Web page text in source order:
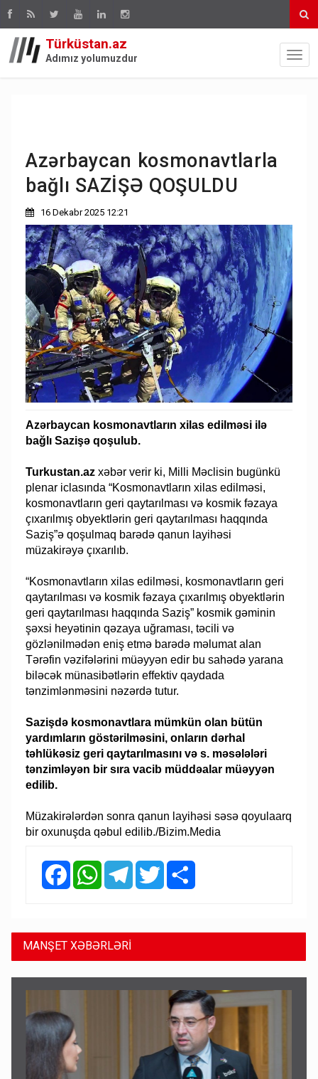
Türküstan.az
Adımız yolumuzdur
Azərbaycan kosmonavtlarla
bağlı SAZİŞƏ QOŞULDU
16 Dekabr 2025 12:21
Azərbaycan kosmonavtların xilas edilməsi ilə
bağlı Sazişə qoşulub.
Turkustan.az xəbər verir ki, Milli Məclisin bugünkü
plenar iclasında “Kosmonavtların xilas edilməsi,
kosmonavtların geri qaytarılması və kosmik fəzaya
çıxarılmış obyektlərin geri qaytarılması haqqında
Saziş”ə qoşulmaq barədə qanun layihəsi
müzakirəyə çıxarılıb.
“Kosmonavtların xilas edilməsi, kosmonavtların geri
qaytarılması və kosmik fəzaya çıxarılmış obyektlərin
geri qaytarılması haqqında Saziş” kosmik gəminin
şəxsi heyətinin qəzaya uğraması, təcili və
gözlənilmədən eniş etmə barədə məlumat alan
Tərəfin vəzifələrini müəyyən edir bu sahədə yarana
biləcək münasibətlərin effektiv qaydada
tənzimlənməsini nəzərdə tutur.
Sazişdə kosmonavtlara mümkün olan bütün
yardımların göstərilməsini, onların dərhal
təhlükəsiz geri qaytarılmasını və s. məsələləri
tənzimləyən bir sıra vacib müddəalar müəyyən
edilib.
Müzakirələrdən sonra qanun layihəsi səsə qoyulaarq
bir oxunuşda qəbul edilib./Bizim.Media
FacebookWhatsAppTelegramTwitter
MANŞET XƏBƏRLƏRİ